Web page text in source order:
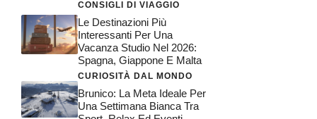
CONSIGLI DI VIAGGIO
Le Destinazioni Più
Interessanti Per Una
Vacanza Studio Nel 2026:
Spagna, Giappone E Malta
CURIOSITÀ DAL MONDO
Brunico: La Meta Ideale Per
Una Settimana Bianca Tra